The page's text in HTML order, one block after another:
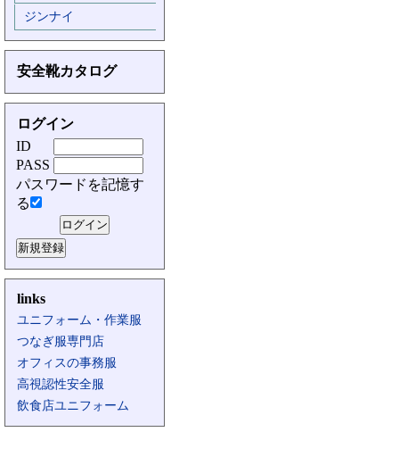
ジンナイ
安全靴カタログ
ログイン
ID
PASS
パスワードを記憶す
る
links
ユニフォーム・作業服
つなぎ服専門店
オフィスの事務服
高視認性安全服
飲食店ユニフォーム